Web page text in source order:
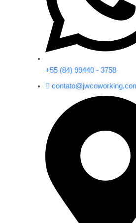
+55 (84) 99440 - 3758